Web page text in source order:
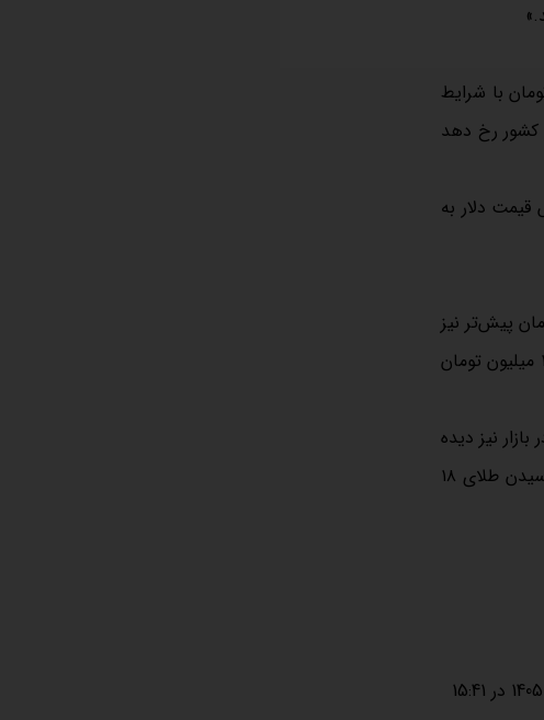
گمانه‌زنی‌ها درباره افت شدید قیمت دلار گفت: «سناریوی قیمت دلار کمتر از ۱۰۰ هزار تومان با شرایط
کشور رخ دهد
دلار به
به این پرسش گفت: «از منظر تکنیکال، محدوده ۱۵ میلیون و ۴۰۰ هزار تومان پیش‌تر نیز
به‌عنوان ناحیه مناسب خرید معرفی شده بود. اگر نگاه سرمایه‌گذار بلندمدت و حداقل یک‌ساله باشد، خرید طلا در محدوده ۱۵ تا ۱۶ میلیون تومان
در بازار نیز دیده
می‌شود. با این حال، در مجموع سناریوهای موجود نشان می‌دهد سرمایه‌گذار باید از اصلاح قیمت‌ها استفاده کند، زیرا احتمال رسیدن طلای ۱۸
15:41